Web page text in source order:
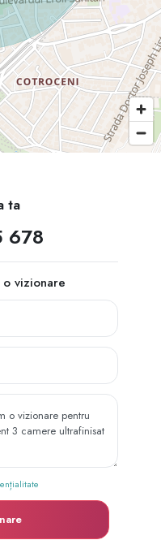
ta
678
vizionare